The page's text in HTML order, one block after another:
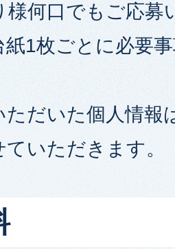
様何口でもご応募
紙1枚ごとに必要
ただいた個人情報
いただきます。